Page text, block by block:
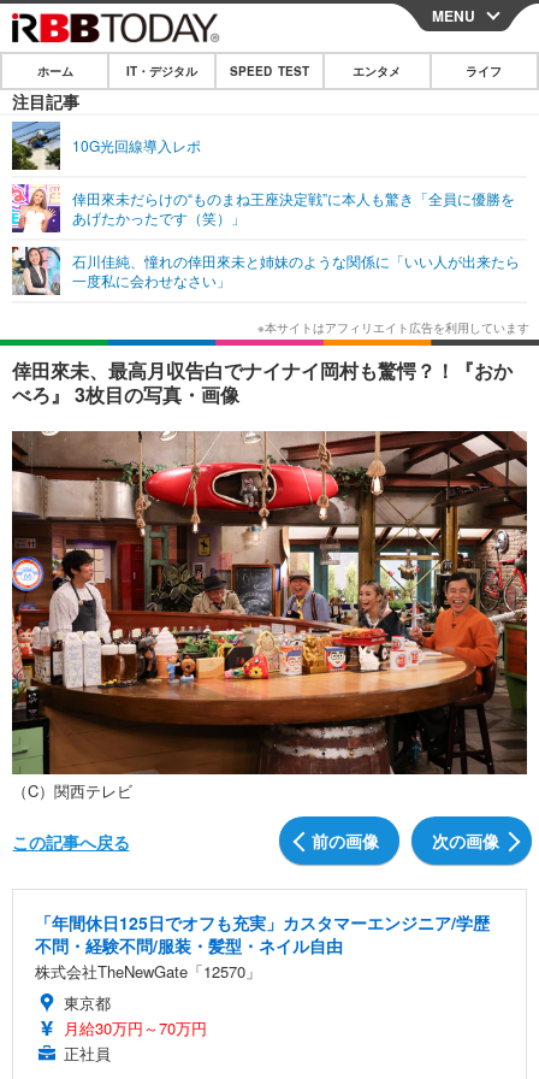
CLOSE
ホーム
IT・デジタル
ネタ
ショッピング その他
SPEED TEST
エンタメ
エンタメTOP
韓国・芸能
音楽 スポーツ
ショッピング その他
ライフ
ライフTOP グルメ
ペット ショッピング
その他
リリース一覧
プッシュ通知の停止方法
MENU
ホーム IT・デジタル SPEED TEST エンタメ ライフ
注目記事
10G光回線導入レポ
倖田來未だらけの“ものまね王座決定戦”に本人も驚き「全員に優勝を
あげたかったです（笑）」
石川佳純、憧れの倖田來未と姉妹のような関係に「いい人が出来たら
一度私に会わせなさい」
倖田來未、最高月収告白でナイナイ岡村も驚愕？！『おか
べろ』 3枚目の写真・画像
（C）関西テレビ
前の画像 次の画像
この記事へ戻る
「年間休日125日でオフも充実」カスタマーエンジニア/学歴
不問・経験不問/服装・髪型・ネイル自由
株式会社TheNewGate「12570」
東京都
月給30万円～70万円
正社員